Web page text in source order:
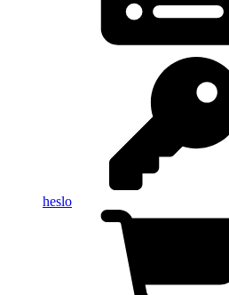
heslo